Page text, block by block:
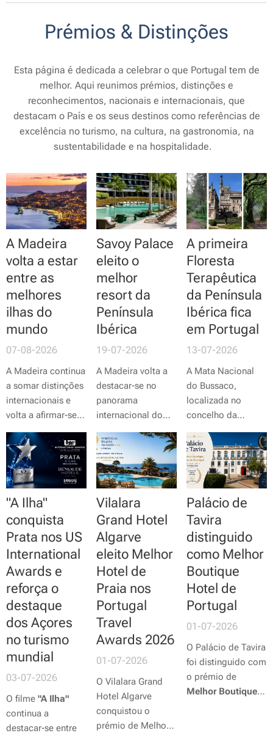
e Alcochete, há
vários hotéis que
refeição completa
com acesso à
piscina, garantindo
uma tarde de puro
descanso.
apartamentos e
villas espaçosos,
equipados e
pensados para
proporcionar uma
estadia
confortável,
rodeada pela
natureza e a
poucos minutos de
algumas das mais
belas praias da
região.
de descanso,
combinando
património,
gastronomia e
experiências ao ar
livre.
Prémios & Distinções
Esta página é dedicada a celebrar o que Portugal tem de
melhor. Aqui reunimos prémios, distinções e
reconhecimentos, nacionais e internacionais, que
destacam o País e os seus destinos como referências de
excelência no turismo, na cultura, na gastronomia, na
sustentabilidade e na hospitalidade.
A Madeira
volta a estar
entre as
melhores
ilhas do
mundo
07-08-2026
A Madeira continua
a somar distinções
internacionais e
volta a afirmar-se
como um dos
destinos mais
deslumbrantes
para visitar. O
arquipélago foi
eleito a4ª melhor
ilha da Europa
16ª melhor ilha do
mundo
nos
Travel
+ Leisure World's
Best Awards 2026
um dos mais
prestigiados
rankings de
turismo a nível
mundial, elaborado
com base nas
votações...
Savoy Palace
eleito o
melhor
resort da
Península
Ibérica
19-07-2026
A Madeira volta a
destacar-se no
panorama
internacional do
turismo. O Savoy
Palace, no Funchal,
foi distinguido
como oMelhor
Resort de
Espanha e
Portugal nos
prestigiados
+ Leisure World's
Best Awards 2026
uma das mais
reconhecidas
distinções
mundiais do setor
das viagens.
A primeira
Floresta
Terapêutica
da Península
Ibérica fica
em Portugal
13-07-2026
A Mata Nacional
do Bussaco,
localizada no
concelho da
Mealhada, vai
receber
oficialmente, no
próximo 17 de
julho, a
certificação de
primeira Floresta
Terapêutica da
Península Ibérica
passando a
integrar um grupo
muito exclusivo
composto por
apenasquatro
terapêuticas
certificadas em
todo o mundo
"A Ilha"
conquista
Prata nos US
International
Awards e
reforça o
destaque
dos Açores
no turismo
mundial
03-07-2026
O filme "A Ilha"
continua a
destacar-se entre
Vilalara
Grand Hotel
Algarve
eleito Melhor
Hotel de
Praia nos
Portugal
Travel
Awards 2026
01-07-2026
O Vilalara Grand
Hotel Algarve
conquistou o
prémio de Melhor
Palácio de
Tavira
distinguido
como Melhor
Boutique
Hotel de
Portugal
01-07-2026
O Palácio de Tavira
foi distinguido com
o prémio de
Melhor Boutique